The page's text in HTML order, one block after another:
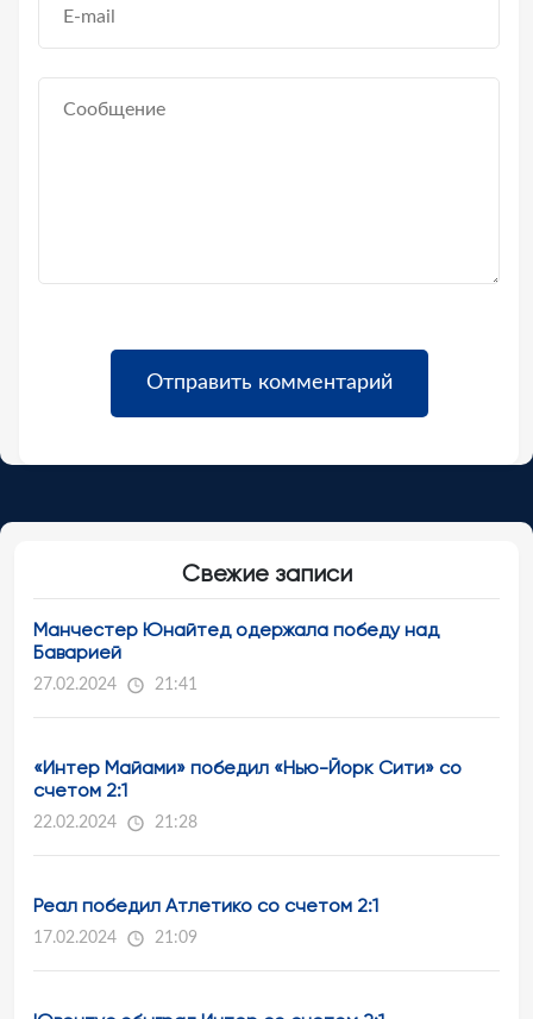
Свежие записи
Манчестер Юнайтед одержала победу над
Баварией
27.02.2024 21:41
«Интер Майами» победил «Нью-Йорк Сити» со
счетом 2:1
22.02.2024 21:28
Реал победил Атлетико со счетом 2:1
17.02.2024 21:09